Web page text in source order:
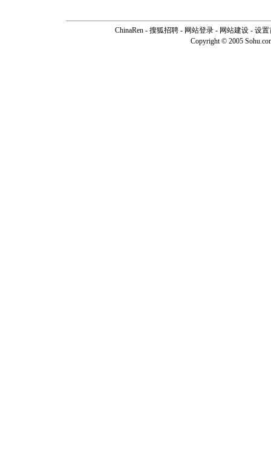
ChinaRen - 搜狐招聘 - 网站登录 - 网站建设 - 设置
Copyright © 2005